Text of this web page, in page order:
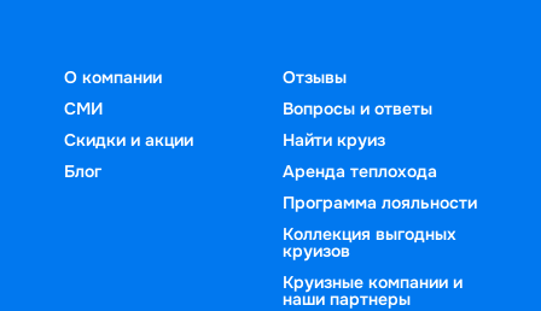
О компании
СМИ
Скидки и акции
Блог
Отзывы
Вопросы и ответы
Найти круиз
Аренда теплохода
Программа лояльности
Коллекция выгодных
круизов
Круизные компании и
наши партнеры